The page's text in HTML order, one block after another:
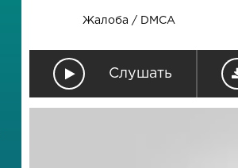
Жалоба / DMCA
Слушать